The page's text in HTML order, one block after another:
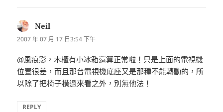
Neil
示:
2007 年 07 月 17 日3:54 下午
@風痕影，木櫃有小冰箱還算正常啦！只是上面的電視機
位置很差，而且那台電視機底座又是那種不能轉動的，所
以除了把椅子橫過來看之外，別無他法！
REPLY